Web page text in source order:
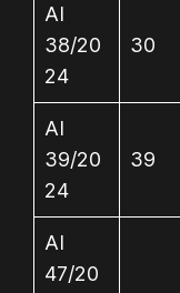
AI
38/20
24
30
AI
39/20
24
39
AI
47/20